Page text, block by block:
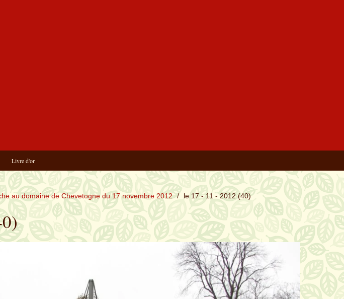
Livre d'or
au domaine de Chevetogne du 17 novembre 2012 / le 17 - 11 - 2012 (40)